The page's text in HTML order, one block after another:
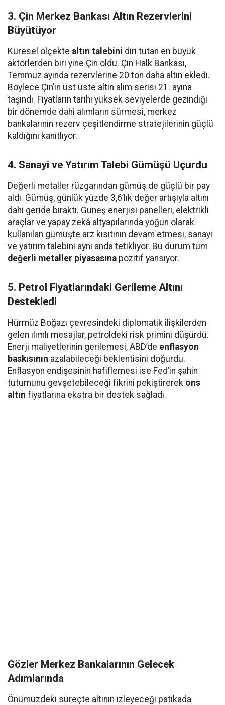
3. Çin Merkez Bankası Altın Rezervlerini
Büyütüyor
Küresel ölçekte altın talebini diri tutan en büyük
aktörlerden biri yine Çin oldu. Çin Halk Bankası,
Temmuz ayında rezervlerine 20 ton daha altın ekledi.
Böylece Çin’in üst üste altın alım serisi 21. ayına
taşındı. Fiyatların tarihi yüksek seviyelerde gezindiği
bir dönemde dahi alımların sürmesi, merkez
bankalarının rezerv çeşitlendirme stratejilerinin güçlü
kaldığını kanıtlıyor.
4. Sanayi ve Yatırım Talebi Gümüşü Uçurdu
Değerli metaller rüzgarından gümüş de güçlü bir pay
aldı. Gümüş, günlük yüzde 3,6’lık değer artışıyla altını
dahi geride bıraktı. Güneş enerjisi panelleri, elektrikli
araçlar ve yapay zekâ altyapılarında yoğun olarak
kullanılan gümüşte arz kısıtının devam etmesi, sanayi
ve yatırım talebini aynı anda tetikliyor. Bu durum tüm
değerli metaller piyasasına pozitif yansıyor.
5. Petrol Fiyatlarındaki Gerileme Altını
Destekledi
Hürmüz Boğazı çevresindeki diplomatik ilişkilerden
gelen ılımlı mesajlar, petroldeki risk primini düşürdü.
Enerji maliyetlerinin gerilemesi, ABD’de enflasyon
baskısının azalabileceği beklentisini doğurdu.
Enflasyon endişesinin hafiflemesi ise Fed’in şahin
tutumunu gevşetebileceği fikrini pekiştirerek ons
altın fiyatlarına ekstra bir destek sağladı.
Gözler Merkez Bankalarının Gelecek
Adımlarında
Önümüzdeki süreçte altının izleyeceği patikada